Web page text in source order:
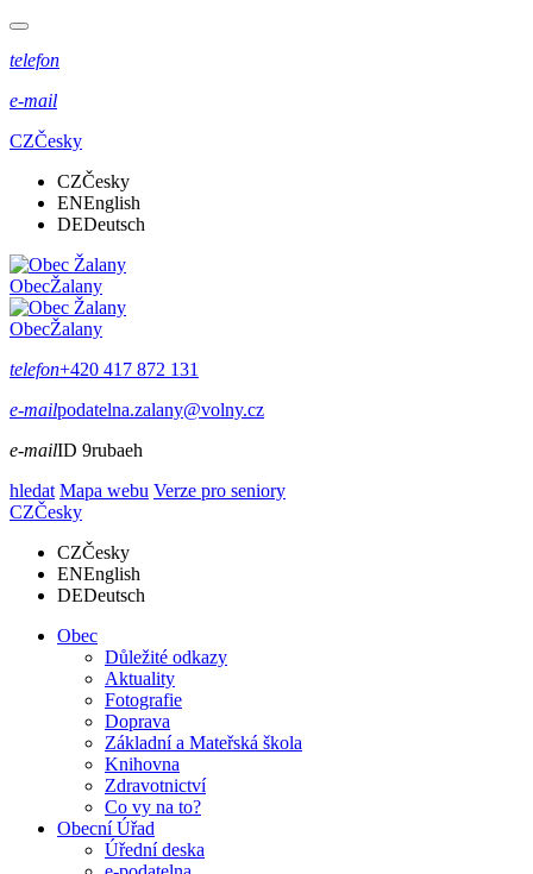
telefon
e-mail
CZČesky
CZČesky
ENEnglish
DEDeutsch
ObecŽalany
ObecŽalany
telefon+420 417 872 131
e-mailpodatelna.zalany@volny.cz
e-mailID 9rubaeh
hledat Mapa webu Verze pro seniory
CZČesky
CZČesky
ENEnglish
DEDeutsch
Obec
Důležité odkazy
Aktuality
Fotografie
Doprava
Základní a Mateřská škola
Knihovna
Zdravotnictví
Co vy na to?
Obecní Úřad
Úřední deska